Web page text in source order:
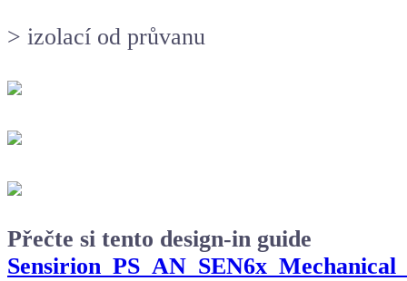
> izolací od průvanu
Přečte si tento design-in guide